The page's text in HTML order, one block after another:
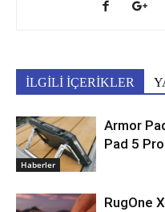
İLGİLİ İÇERİKLER
Haberler
Armor
Pad 5
RugOne